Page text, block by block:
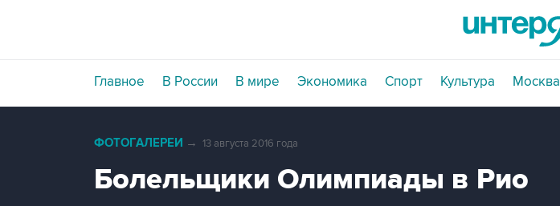
Главное В России В мире Экономика Спорт Культура Москва
ФОТОГАЛЕРЕИ → 13 августа 2016 года
Болельщики Олимпиады в Рио